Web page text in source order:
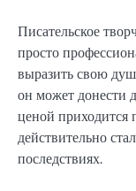
Писательское
просто
выразить свою
он может донести
ценой приходится
действительно
последствиях.